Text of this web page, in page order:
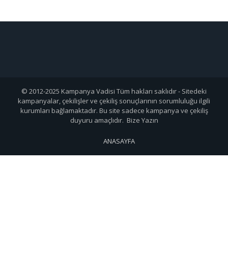
© 2012-2025 Kampanya Vadisi Tüm hakları saklıdır - Sitedeki
kampanyalar, çekilişler ve çekiliş sonuçlarının sorumluluğu ilgili
kurumları bağlamaktadır. Bu site sadece kampanya ve çekiliş
duyuru amaçlıdır. Bize Yazın
ANASAYFA